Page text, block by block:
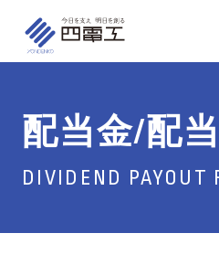
配当金/配
DIVIDEND PAYOUT